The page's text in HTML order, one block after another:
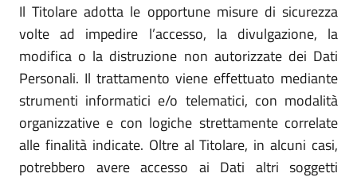
Il Titolare adotta le opportune misure di sicurezza
volte ad impedire l’accesso, la divulgazione, la
modifica o la distruzione non autorizzate dei Dati
Personali. Il trattamento viene effettuato mediante
strumenti informatici e/o telematici, con modalità
organizzative e con logiche strettamente correlate
alle finalità indicate. Oltre al Titolare, in alcuni casi,
potrebbero avere accesso ai Dati altri soggetti